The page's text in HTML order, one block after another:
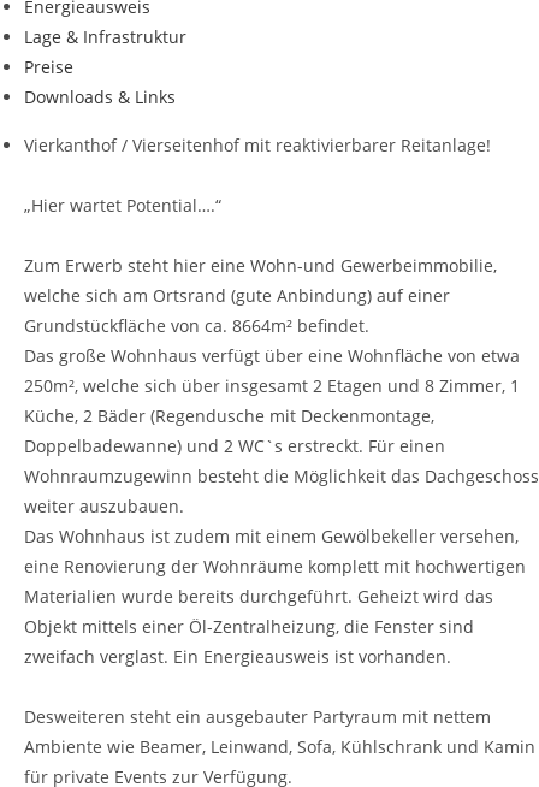
Energieausweis
Lage & Infrastruktur
Preise
Downloads & Links
Vierkanthof / Vierseitenhof mit reaktivierbarer Reitanlage!
„Hier wartet Potential….“
Zum Erwerb steht hier eine Wohn-und Gewerbeimmobilie,
welche sich am Ortsrand (gute Anbindung) auf einer
Grundstückfläche von ca. 8664m² befindet.
Das große Wohnhaus verfügt über eine Wohnfläche von etwa
250m², welche sich über insgesamt 2 Etagen und 8 Zimmer, 1
Küche, 2 Bäder (Regendusche mit Deckenmontage,
Doppelbadewanne) und 2 WC`s erstreckt. Für einen
Wohnraumzugewinn besteht die Möglichkeit das Dachgeschoss
weiter auszubauen.
Das Wohnhaus ist zudem mit einem Gewölbekeller versehen,
eine Renovierung der Wohnräume komplett mit hochwertigen
Materialien wurde bereits durchgeführt. Geheizt wird das
Objekt mittels einer Öl-Zentralheizung, die Fenster sind
zweifach verglast. Ein Energieausweis ist vorhanden.
Desweiteren steht ein ausgebauter Partyraum mit nettem
Ambiente wie Beamer, Leinwand, Sofa, Kühlschrank und Kamin
für private Events zur Verfügung.